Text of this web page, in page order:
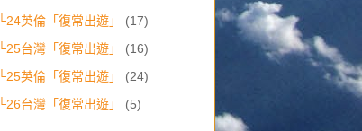
└24英倫「復常出遊」
(17)
└25台灣「復常出遊」
(16)
└25英倫「復常出遊」
(24)
└26台灣「復常出遊」
(5)